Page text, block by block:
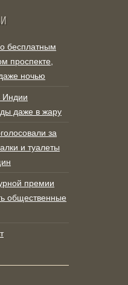
бесплатным
проспекте,
ночью
даже в жару
за
и туалеты
премии
общественные